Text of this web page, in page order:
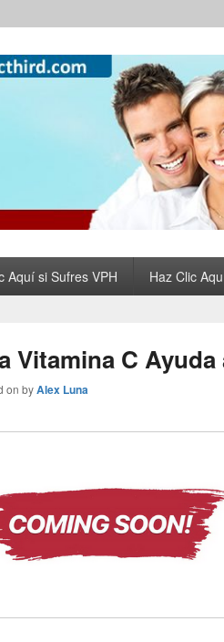
Curar el
Forma
el VPH, el Herpes y Eliminar tus
Aquí si Sufres VPH Haz Clic
Vitamina C
on byAlex Luna